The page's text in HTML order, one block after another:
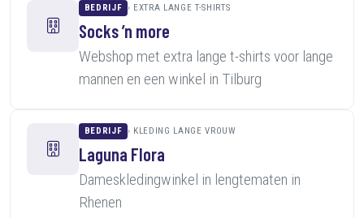
BEDRIJF EXTRA LANGE T-SHIRTS
Socks ’n more
Webshop met extra lange t-shirts voor lange
mannen en een winkel in Tilburg
BEDRIJF KLEDING LANGE VROUW
Laguna Flora
Dameskledingwinkel in lengtematen in
Rhenen